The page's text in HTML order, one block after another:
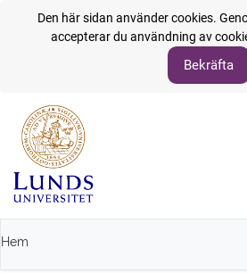
Den här sidan använder cookies.
accepterar du användning av
Hem